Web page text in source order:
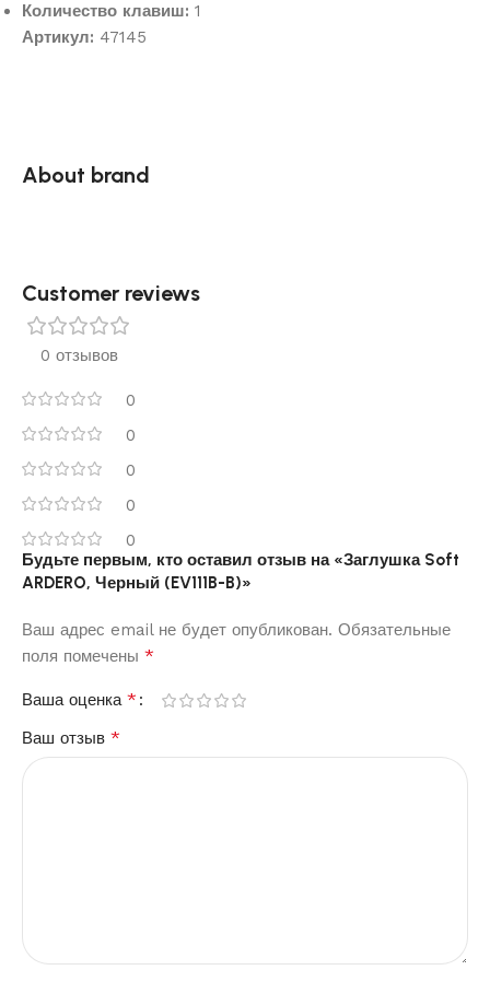
Количество клавиш: 1
Артикул: 47145
About brand
Customer reviews​
0 отзывов
0
0
0
0
0
Будьте первым, кто оставил отзыв на «Заглушка Soft
ARDERO, Черный (EV111B-B)»
Ваш адрес email не будет опубликован. Обязательные
поля помечены *
Ваша оценка *
Ваш отзыв *